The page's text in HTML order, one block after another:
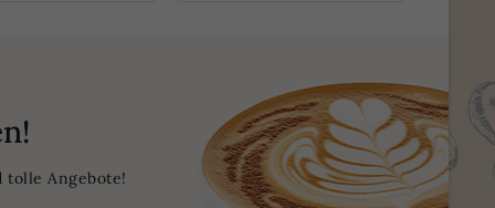
Angebote!